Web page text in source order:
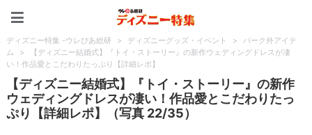
ディズニー特集 -ウレぴあ総研 > ディズニーグッズ・イベント >
パーク外アイテ
ム
>
【ディズニー結婚式】『トイ・ストーリー』の新作ウェディングドレスが凄
い！作品愛とこだわりたっぷり【詳細レポ】
【ディズニー結婚式】『トイ・ストーリー』の新作
ウェディングドレスが凄い！作品愛とこだわりたっ
ぷり【詳細レポ】（写真 22/35）